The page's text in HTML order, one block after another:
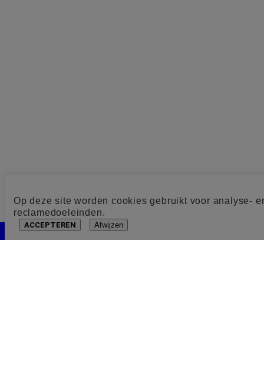
Op deze site worden cookies gebruikt voor analyse-
reclamedoeleinden.
ACCEPTEREN Afwijzen
Cookie toestemming